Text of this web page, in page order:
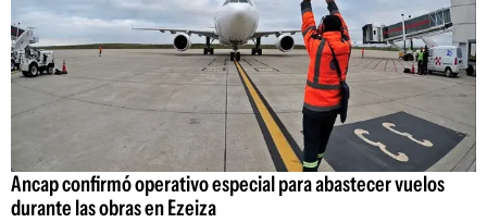
Ancap confirmó operativo especial para abastecer vuelos
durante las obras en Ezeiza